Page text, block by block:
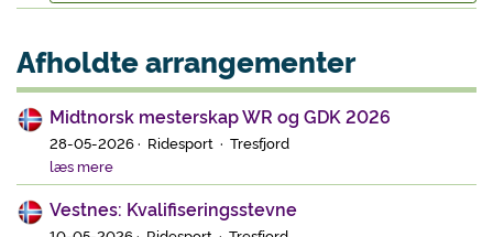
Afholdte arrangementer
Midtnorsk mesterskap WR og GDK 2026
28-05-2026 · Ridesport · Tresfjord
læs mere
Vestnes: Kvalifiseringsstevne